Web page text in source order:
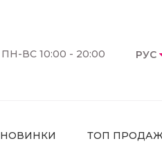
ПН-ВС 10:00 - 20:00 РУС
НОВИНКИ ТОП